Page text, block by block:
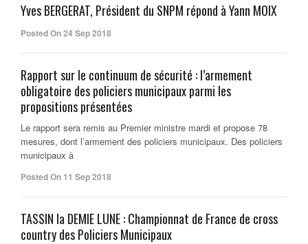
Yves BERGERAT, Président du SNPM répond à Yann MOIX
Posted On 24 Sep 2018
Rapport sur le continuum de sécurité : l’armement
obligatoire des policiers municipaux parmi les
propositions présentées
Le rapport sera remis au Premier ministre mardi et propose 78
mesures, dont l’armement des policiers municipaux. Des policiers
municipaux à
Posted On 11 Sep 2018
TASSIN la DEMIE LUNE : Championnat de France de cross
country des Policiers Municipaux